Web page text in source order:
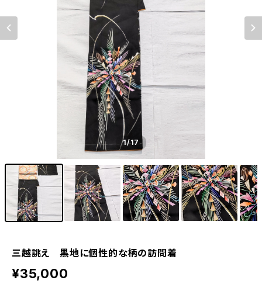
1/17
三越誂え 黒地に個性的な柄の訪問着
¥35,000